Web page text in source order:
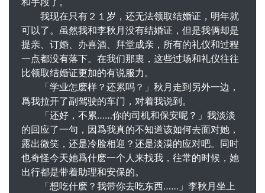
我现在只有２１岁，还无法领取结婚证，明年就
可以了。虽然我和李秋月没有结婚证，但是我俩却是
提亲、订婚、办喜酒、拜堂成亲，所有的礼仪和过程
一点都没有落下。在我们那裏，这些过场和礼仪往往
比领取结婚证更加的有说服力。
「学业怎麽样？还累吗？」秋月走到另外一边，
爲我拉开了副驾驶的车门，对着我说到。
「还好，不累……你的司机和保安呢？」我淡淡
的回应了一句，因爲我真的不知道该如何去面对她，
露出微笑，还是冷脸相迎？还是淡漠的应对吧。同时
也奇怪今天她爲什麽一个人来找我，往常的时候，她
出行都是带着助理和安保的。
「想吃什麽？我带你去吃东西……」李秋月坐上